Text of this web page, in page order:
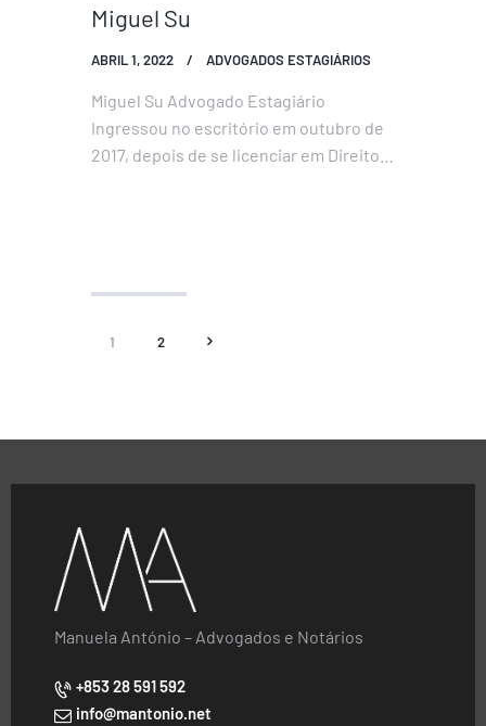
Miguel Su
ABRIL 1, 2022 ADVOGADOS ESTAGIÁRIOS
Miguel Su Advogado Estagiário
Ingressou no escritório em outubro de
2017, depois de se licenciar em Direito
língua portuguesa na Universidade…
1 2 >
Manuela António – Advogados e Notários
+853 28 591 592
info@mantonio.net